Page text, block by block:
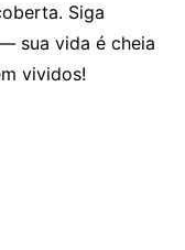
Siga
sua vida é cheia
vividos!